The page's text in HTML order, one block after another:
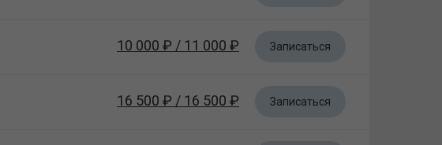
16 500 ₽ / 16 500 ₽ Записаться
10 000 ₽ / 11 000 ₽ Записаться